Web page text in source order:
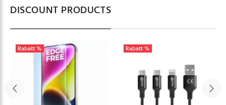
DISCOUNT PRODUCTS
Rabatt % Rabatt %